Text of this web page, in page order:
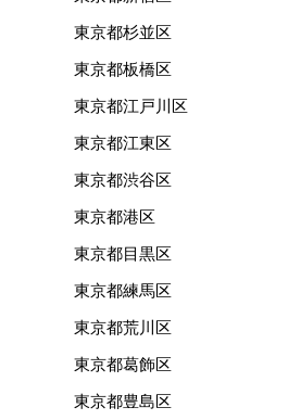
東京都杉並区
東京都板橋区
東京都江戸川区
東京都江東区
東京都渋谷区
東京都港区
東京都目黒区
東京都練馬区
東京都荒川区
東京都葛飾区
東京都豊島区